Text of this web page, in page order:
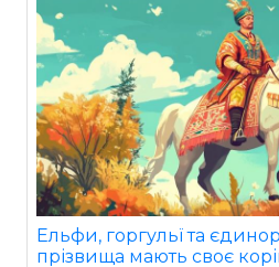
Ельфи, горгульї та
прізвища мають своє